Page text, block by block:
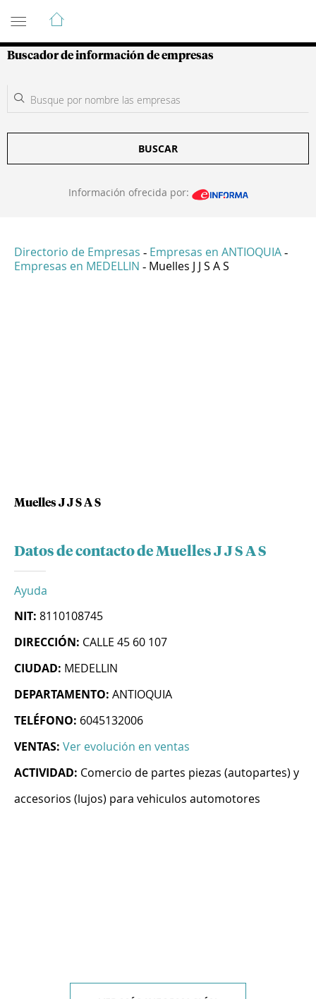
Guía de Empresas Colombianas
Buscador de información de empresas
BUSCAR
Información ofrecida por:
Directorio de Empresas - Empresas en ANTIOQUIA -
Empresas en MEDELLIN - Muelles J J S A S
Muelles J J S A S
Datos de contacto de Muelles J J S A S
Ayuda
NIT: 8110108745
DIRECCIÓN: CALLE 45 60 107
CIUDAD: MEDELLIN
DEPARTAMENTO: ANTIOQUIA
TELÉFONO: 6045132006
VENTAS: Ver evolución en ventas
ACTIVIDAD: Comercio de partes piezas (autopartes) y
accesorios (lujos) para vehiculos automotores